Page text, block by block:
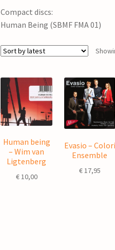
Compact discs:
Human Being (SBMF FMA 01)
Human being
– Wim van
Ligtenberg
€10,00
Evasio – Colori
Ensemble
€17,95